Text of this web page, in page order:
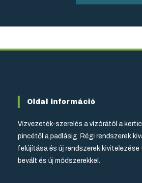
Oldal információ
Vízvezeték-szerelés a vízórától a
pincétől a padlásig. Régi rendszerek
felújítása és új rendszerek kivitelezése
bevált és új módszerekkel.